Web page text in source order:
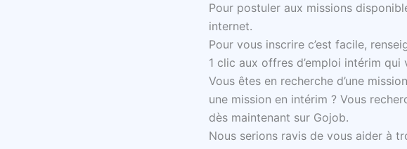
Pour postuler aux missions
internet.
Pour vous inscrire c’est facile,
1 clic aux offres d’emploi intérim qui
Vous êtes en recherche d’une
une mission en intérim ? Vous
dès maintenant sur Gojob.
Nous serions ravis de vous aider à